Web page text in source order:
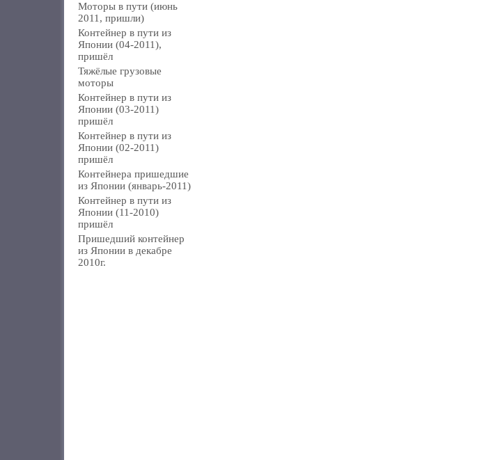
Моторы в пути (июнь
2011, пришли)
Контейнер в пути из
Японии (04-2011),
пришёл
Тяжёлые грузовые
моторы
Контейнер в пути из
Японии (03-2011)
пришёл
Контейнер в пути из
Японии (02-2011)
пришёл
Контейнера пришедшие
из Японии (январь-2011)
Контейнер в пути из
Японии (11-2010)
пришёл
Пришедший контейнер
из Японии в декабре
2010г.